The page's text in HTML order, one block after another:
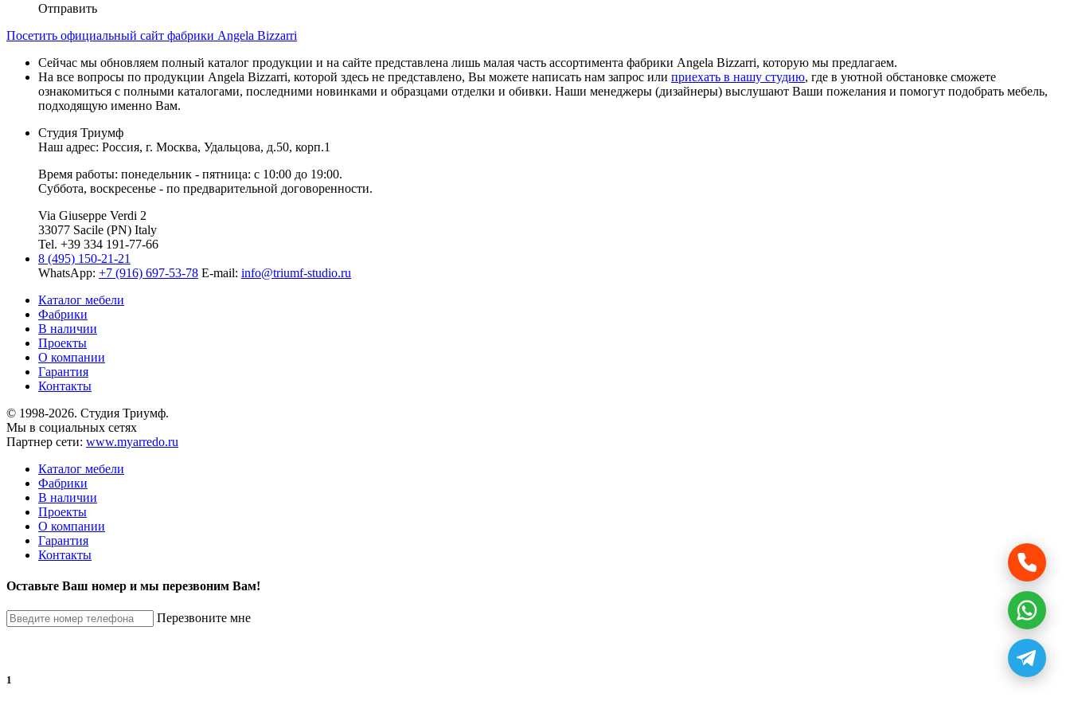
Отправить
Посетить официальный сайт фабрики Angela Bizzarri
Сейчас мы обновляем полный каталог продукции и на сайте представлена лишь малая часть ассортимента фабрики Angela Bizzarri, которую мы предлагаем.
На все вопросы по продукции Angela Bizzarri, которой здесь не представлено, Вы можете написать нам запрос или приехать в нашу студию, где в уютной обстановке сможете
ознакомиться с полными каталогами, последними новинками и образцами отделки и обивки. Наши менеджеры (дизайнеры) выслушают Ваши пожелания и помогут подобрать мебель,
подходящую именно Вам.
Студия Триумф
Наш адрес: Россия, г. Москва, Удальцова, д.50, корп.1
Время работы: понедельник - пятница: с 10:00 до 19:00.
Суббота, воскресенье - по предварительной договоренности.
Via Giuseppe Verdi 2
33077 Sacile (PN) Italy
Tel. +39 334 191-77-66
8 (495) 150-21-21
WhatsApp: +7 (916) 697-53-78 E-mail: info@triumf-studio.ru
Каталог мебели
Фабрики
В наличии
Проекты
О компании
Гарантия
Контакты
© 1998-2026. Студия Триумф.
Мы в социальных сетях
Партнер сети: www.myarredo.ru
Каталог мебели
Фабрики
В наличии
Проекты
О компании
Гарантия
Контакты
Оставьте Ваш номер и мы перезвоним Вам!
Перезвоните мне
1